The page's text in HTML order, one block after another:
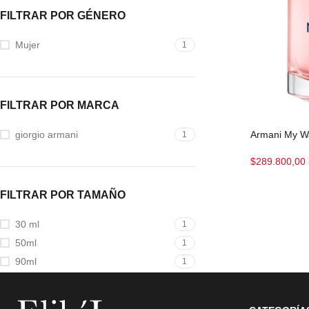
FILTRAR POR GÉNERO
Mujer 1
FILTRAR POR MARCA
giorgio armani 1
FILTRAR POR TAMAÑO
30 ml 1
50ml 1
90ml 1
Armani My
$289.800,00